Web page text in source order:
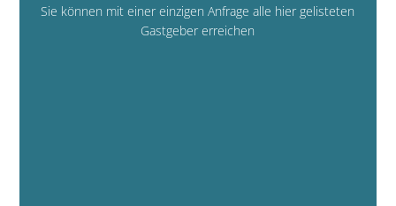
Sie können mit einer einzigen Anfrage alle hier gelisteten
Gastgeber erreichen